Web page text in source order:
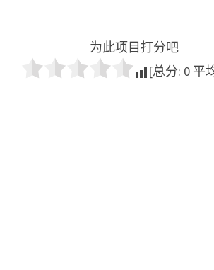
为此项目打分吧
[总分: 0 平